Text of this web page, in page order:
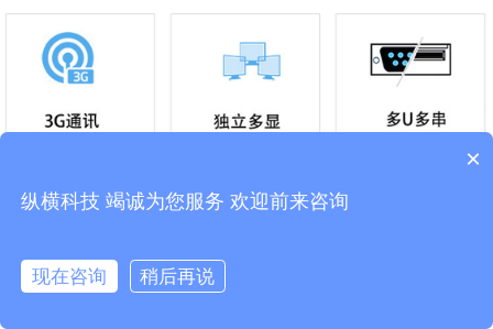
×
纵横科技 竭诚为您服务 欢迎前来咨询
现在咨询 稍后再说